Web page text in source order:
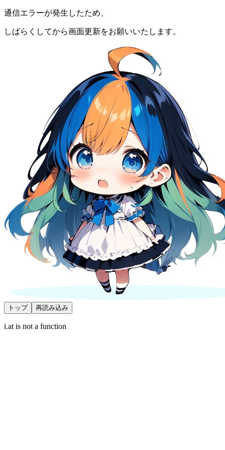
通信エラーが発生したため、
しばらくしてから画面更新をお願いいたします。
トップ 再読み込み
i.at is not a function